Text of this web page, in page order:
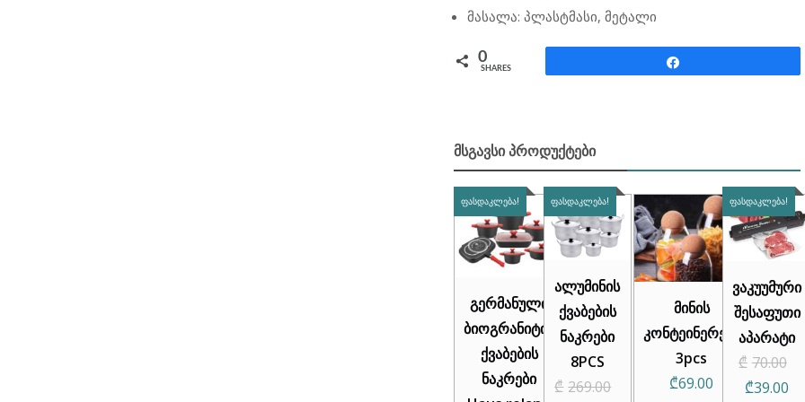
მასალა: პლასტმასი, მეტალი
0
SHARES
ᲛᲡᲒᲐᲕᲡᲘ ᲞᲠᲝᲓᲣᲥᲢᲔᲑᲘ
ᲤᲐᲡᲓᲐᲙᲚᲔᲑᲐ!
გერმანული
ბიოგრანიტის
ქვაბების
ნაკრები
ᲤᲐᲡᲓᲐᲙᲚᲔᲑᲐ!
ალუმინის
ქვაბების
ნაკრები
8PCS
₾ 269.00
მინის
კონტეინერები
3pcs
₾69.00
ᲤᲐᲡᲓᲐᲙᲚᲔᲑᲐ!
ვაკუუმური
შესაფუთი
აპარატი
₾ 70.00
₾39.00